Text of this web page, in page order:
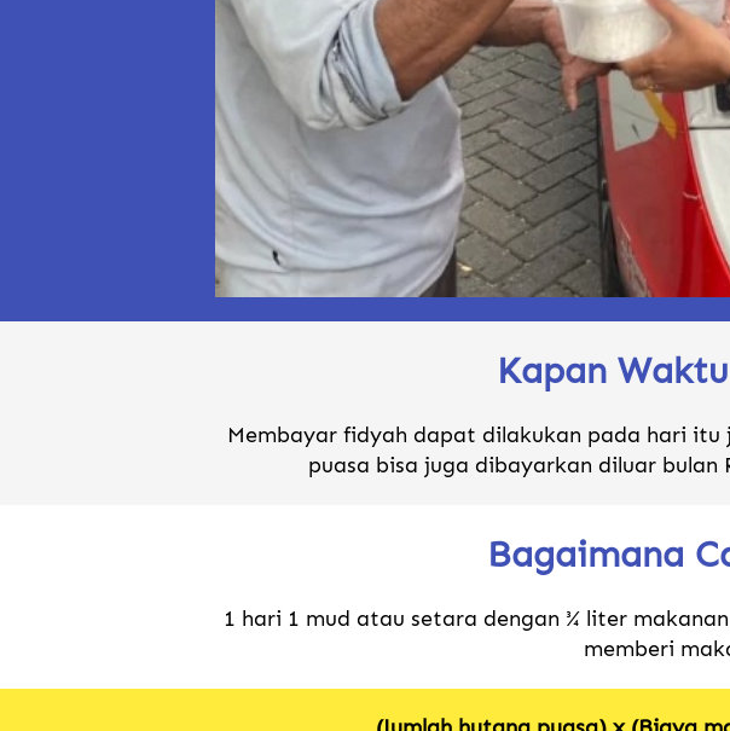
Kapan
Membayar fidyah dapat dilakukan pada hari itu
puasa bisa juga dibayarkan diluar bulan
Bagaimana
1 hari 1 mud atau setara dengan ¾ liter
memberi